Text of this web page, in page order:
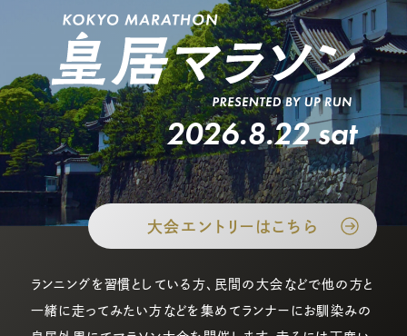
2026.8.22 sat
大会エントリーはこちら
ランニングを習慣としている方、民間の大会などで他の方と
一緒に走ってみたい方などを集めてランナーにお馴染みの